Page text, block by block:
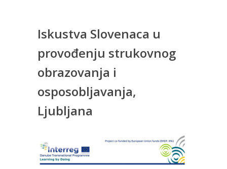
Iskustva Slovenaca u
provođenju strukovnog
obrazovanja i
osposobljavanja,
Ljubljana